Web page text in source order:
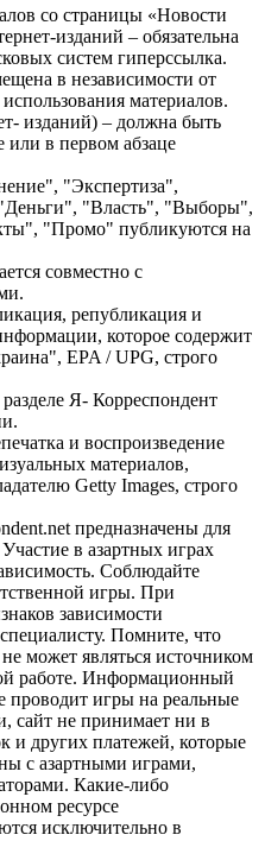
со страницы «Новости
изданий – обязательна
систем гиперссылка.
в независимости от
материалов.
изданий) – должна быть
или в первом абзаце
"Экспертиза",
"Власть", "Выборы",
"Промо" публикуются на
совместно с
републикация и
которое содержит
EPA / UPG, строго
Я- Корреспондент
и воспроизведение
материалов,
Getty Images, строго
предназначены для
в азартных играх
Соблюдайте
игры. При
зависимости
Помните, что
может являться источником
работе. Информационный
проводит игры на реальные
сайт не принимает ни в
и других платежей, которые
с азартными играми,
Какие-либо
ресурсе
исключительно в